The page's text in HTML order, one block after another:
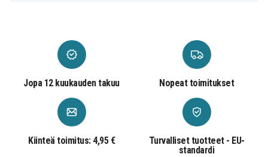
Jopa 12 kuukauden takuu Nopeat toimitukset
Kiinteä toimitus: 4,95 €
Turvalliset tuotteet - EU-
standardi